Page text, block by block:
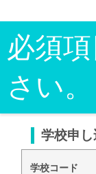
必須
さい。
学校申
学校コード